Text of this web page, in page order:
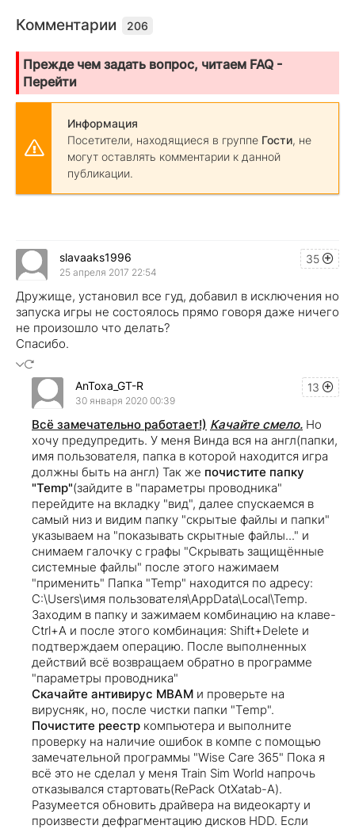
Комментарии 206
Прежде чем задать вопрос, читаем FAQ -
Перейти
Информация
Посетители, находящиеся в группе Гости, не
могут оставлять комментарии к данной
публикации.
35
slavaaks1996
25 апреля 2017 22:54
Дружище, установил все гуд, добавил в исключения но
запуска игры не состоялось прямо говоря даже ничего
не произошло что делать?
Спасибо.
13
AnToxa_GT-R
30 января 2020 00:39
Всё замечательно работает!) Качайте смело. Но
хочу предупредить. У меня Винда вся на англ(папки,
имя пользователя, папка в которой находится игра
должны быть на англ) Так же почистите папку
"Temp"(зайдите в "параметры проводника"
перейдите на вкладку "вид", далее спускаемся в
самый низ и видим папку "скрытые файлы и папки"
указываем на "показывать скрытные файлы..." и
снимаем галочку с графы "Cкрывать защищённые
системные файлы" после этого нажимаем
"применить" Папка "Temp" находится по адресу:
C:\Users\имя пользователя\AppData\Local\Temp.
Заходим в папку и зажимаем комбинацию на клаве-
Ctrl+A и после этого комбинация: Shift+Delete и
подтверждаем операцию. После выполненных
действий всё возвращаем обратно в программе
"параметры проводника"
Скачайте антивирус MBAM и проверьте на
вирусняк, но, после чистки папки "Тemp".
Почистите реестр компьютера и выполните
проверку на наличие ошибок в компе с помощью
замечательной программы "Wise Care 365" Пока я
всё это не сделал у меня Train Sim World напрочь
отказывался стартовать(RePack OtXatab-A).
Разумеется обновить драйвера на видеокарту и
произвести дефрагментацию дисков HDD. Если